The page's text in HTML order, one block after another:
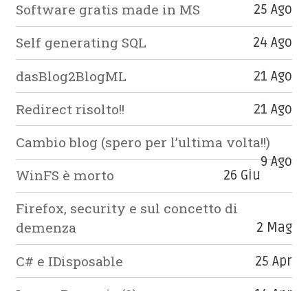
Software gratis made in MS 25 Ago
Self generating SQL 24 Ago
dasBlog2BlogML 21 Ago
Redirect risolto!! 21 Ago
Cambio blog (spero per l’ultima volta!!)
9 Ago
WinFS è morto 26 Giu
Firefox, security e sul concetto di
demenza
2 Mag
C# e IDisposable 25 Apr